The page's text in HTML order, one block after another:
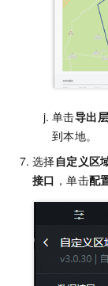
单击导出
到本地。
选择自定义区
接口 ，单击配